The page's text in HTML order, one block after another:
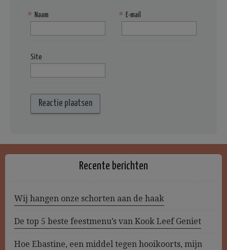
Naam
* E-mail
*
Site
Recente berichten
Wij hangen onze schorten aan de haak
De top 5 beste feestmenu’s van Kook Leef Geniet
Hoe Ebastine, een middel tegen hooikoorts, mijn